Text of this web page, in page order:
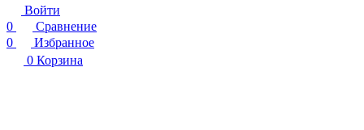
Войти
0
Сравнение
0
Избранное
0 Корзина